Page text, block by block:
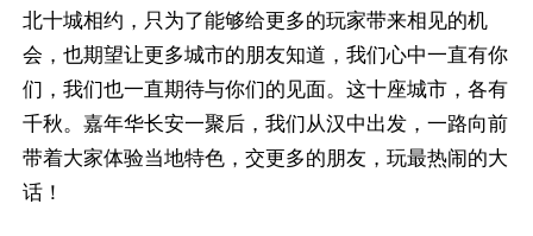
北十城相约，只为了能够给更多的玩家带来相见的机
会，也期望让更多城市的朋友知道，我们心中一直有你
们，我们也一直期待与你们的见面。这十座城市，各有
千秋。嘉年华长安一聚后，我们从汉中出发，一路向前
带着大家体验当地特色，交更多的朋友，玩最热闹的大
话！